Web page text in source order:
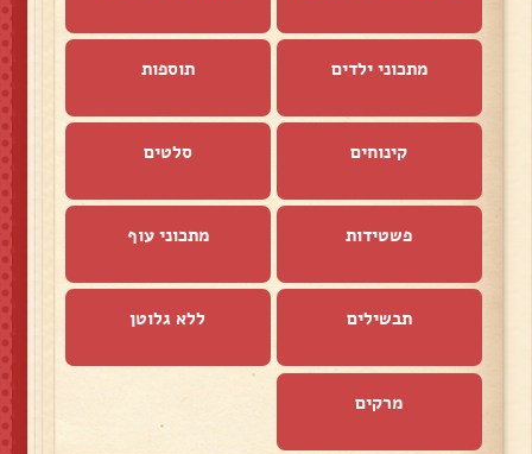
מתכוני ילדים תוספות
קינוחים סלטים
פשטידות מתכוני עוף
תבשילים ללא גלוטן
מרקים